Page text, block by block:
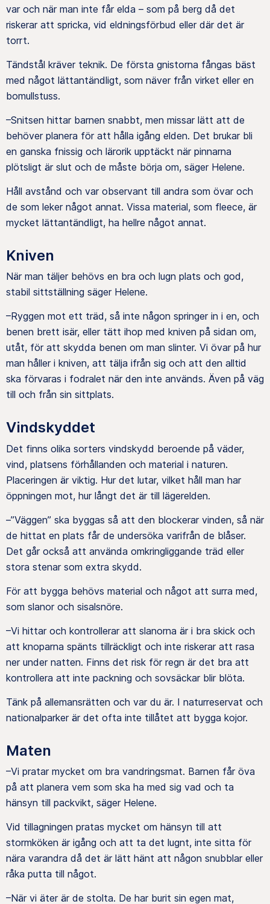
var och när man inte får elda – som på berg då det
riskerar att spricka, vid eldningsförbud eller där det är
torrt.
Tändstål kräver teknik. De första gnistorna fångas bäst
med något lättantändligt, som näver från virket eller en
bomullstuss.
–Snitsen hittar barnen snabbt, men missar lätt att de
behöver planera för att hålla igång elden. Det brukar bli
en ganska fnissig och lärorik upptäckt när pinnarna
plötsligt är slut och de måste börja om, säger Helene.
Håll avstånd och var observant till andra som övar och
de som leker något annat. Vissa material, som fleece, är
mycket lättantändligt, ha hellre något annat.
Kniven
När man täljer behövs en bra och lugn plats och god,
stabil sittställning säger Helene.
–Ryggen mot ett träd, så inte någon springer in i en, och
benen brett isär, eller tätt ihop med kniven på sidan om,
utåt, för att skydda benen om man slinter. Vi övar på hur
man håller i kniven, att tälja ifrån sig och att den alltid
ska förvaras i fodralet när den inte används. Även på väg
till och från sin sittplats.
Vindskyddet
Det finns olika sorters vindskydd beroende på väder,
vind, platsens förhållanden och material i naturen.
Placeringen är viktig. Hur det lutar, vilket håll man har
öppningen mot, hur långt det är till lägerelden.
–”Väggen” ska byggas så att den blockerar vinden, så när
de hittat en plats får de undersöka varifrån de blåser.
Det går också att använda omkringliggande träd eller
stora stenar som extra skydd.
För att bygga behövs material och något att surra med,
som slanor och sisalsnöre.
–Vi hittar och kontrollerar att slanorna är i bra skick och
att knoparna spänts tillräckligt och inte riskerar att rasa
ner under natten. Finns det risk för regn är det bra att
kontrollera att inte packning och sovsäckar blir blöta.
Tänk på allemansrätten och var du är. I naturreservat och
nationalparker är det ofta inte tillåtet att bygga kojor.
Maten
–Vi pratar mycket om bra vandringsmat. Barnen får öva
på att planera vem som ska ha med sig vad och ta
hänsyn till packvikt, säger Helene.
Vid tillagningen pratas mycket om hänsyn till att
stormköken är igång och att ta det lugnt, inte sitta för
nära varandra då det är lätt hänt att någon snubblar eller
råka putta till något.
–När vi äter är de stolta. De har burit sin egen mat,